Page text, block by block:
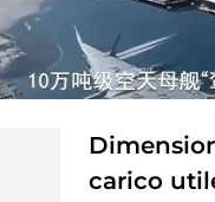
carico